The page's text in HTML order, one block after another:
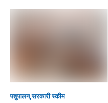
पशुपालन सरकारी स्की‍म